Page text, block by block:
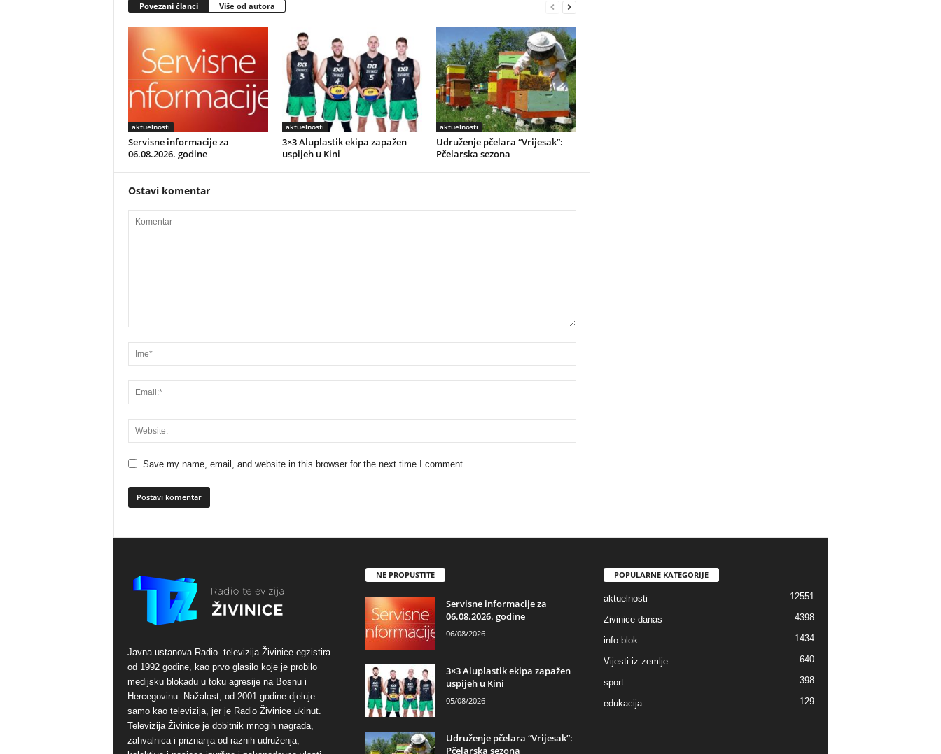
Povezani članci Više od autora
aktuelnosti
Servisne informacije za
06.08.2026. godine
aktuelnosti
3×3 Aluplastik ekipa zapažen
uspijeh u Kini
aktuelnosti
Udruženje pčelara “Vrijesak”:
Pčelarska sezona
Ostavi komentar
Save my name, email, and website in this browser for the next time I comment.
Javna ustanova Radio- televizija Živinice egzistira
od 1992 godine, kao prvo glasilo koje je probilo
medijsku blokadu u toku agresije na Bosnu i
Hercegovinu. Nažalost, od 2001 godine djeluje
samo kao televizija, jer je Radio Živinice ukinut.
Televizija Živinice je dobitnik mnogih nagrada,
zahvalnica i priznanja od raznih udruženja,
NE PROPUSTITE
Servisne informacije za
06.08.2026. godine
06/08/2026
3×3 Aluplastik ekipa zapažen
uspijeh u Kini
05/08/2026
Udruženje pčelara “Vrijesak”:
Pčelarska sezona
POPULARNE KATEGORIJE
aktuelnosti 12551
Zivinice danas 4398
info blok 1434
Vijesti iz zemlje 640
sport 398
edukacija 129